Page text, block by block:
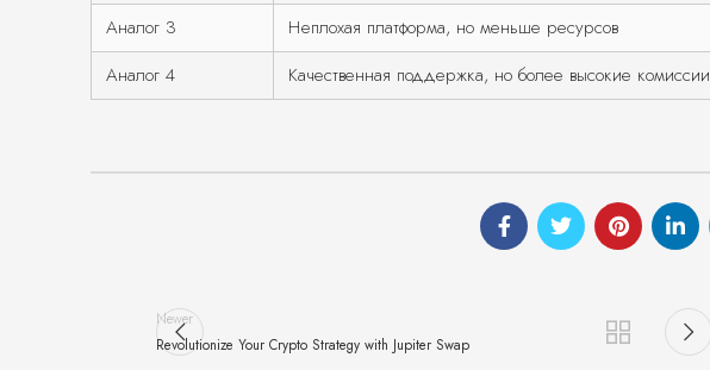
Аналог 3
Неплохая платформа, но меньше ресурсов
Аналог 4
Качественная поддержка, но более высокие комиссии
Newer
Revolutionize Your Crypto Strategy with Jupiter Swap